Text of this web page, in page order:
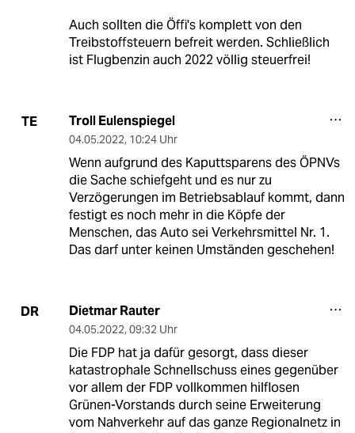
Auch sollten die Öffi's komplett von den
Treibstoffsteuern befreit werden. Schließlich
ist Flugbenzin auch 2022 völlig steuerfrei!
TE Troll Eulenspiegel
04.05.2022, 10:24 Uhr
Wenn aufgrund des Kaputtsparens des ÖPNVs
die Sache schiefgeht und es nur zu
Verzögerungen im Betriebsablauf kommt, dann
festigt es noch mehr in die Köpfe der
Menschen, das Auto sei Verkehrsmittel Nr. 1.
Das darf unter keinen Umständen geschehen!
DR Dietmar Rauter
04.05.2022, 09:32 Uhr
Die FDP hat ja dafür gesorgt, dass dieser
katastrophale Schnellschuss eines gegenüber
vor allem der FDP vollkommen hilflosen
Grünen-Vorstands durch seine Erweiterung
vom Nahverkehr auf das ganze Regionalnetz in